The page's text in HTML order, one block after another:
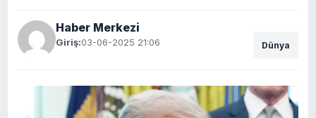
Haber Merkezi
Giriş:03-06-2025 21:06 Dünya